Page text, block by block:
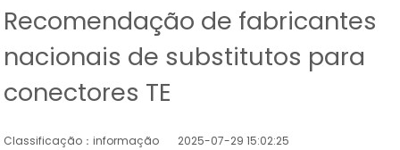
Recomendação de fabricantes
nacionais de substitutos para
conectores TE
Classificação：informação 2025-07-29 15:02:25